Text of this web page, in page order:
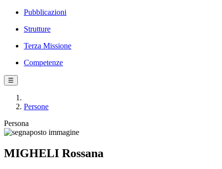
Pubblicazioni
Strutture
Terza Missione
Competenze
☰
Persone
Persona
MIGHELI Rossana